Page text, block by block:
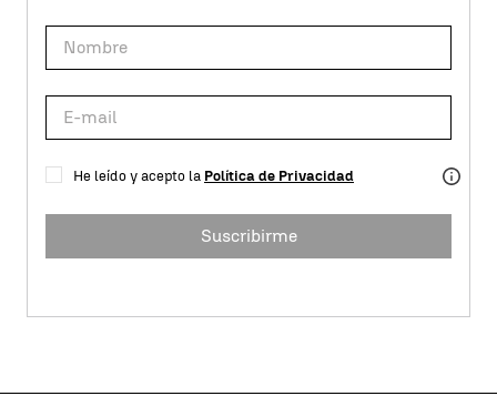
He leído y acepto la Política de Privacidad
Suscribirme